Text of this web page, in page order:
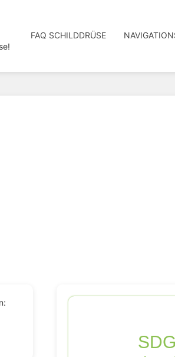
FAQ SCHILDDRÜSE